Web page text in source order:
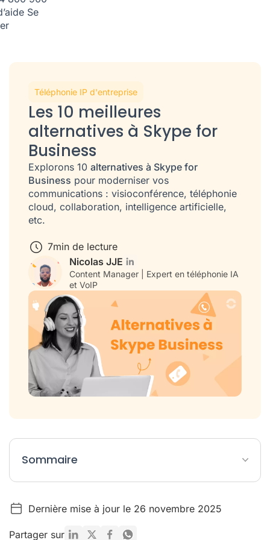
Se
Téléphonie IP d'entreprise
Les 10 meilleures
alternatives à Skype for
Business
Explorons 10 alternatives à Skype for
Business pour moderniser vos
communications : visioconférence, téléphonie
cloud, collaboration, intelligence artificielle,
etc.
7min de lecture
Nicolas JJE
Content Manager | Expert en téléphonie IA
et VoIP
Sommaire
À propos de Skype for Business
Pourquoi chercher une alternative à Skype for Business ?
Dernière mise à jour le 26 novembre 2025
Partager sur